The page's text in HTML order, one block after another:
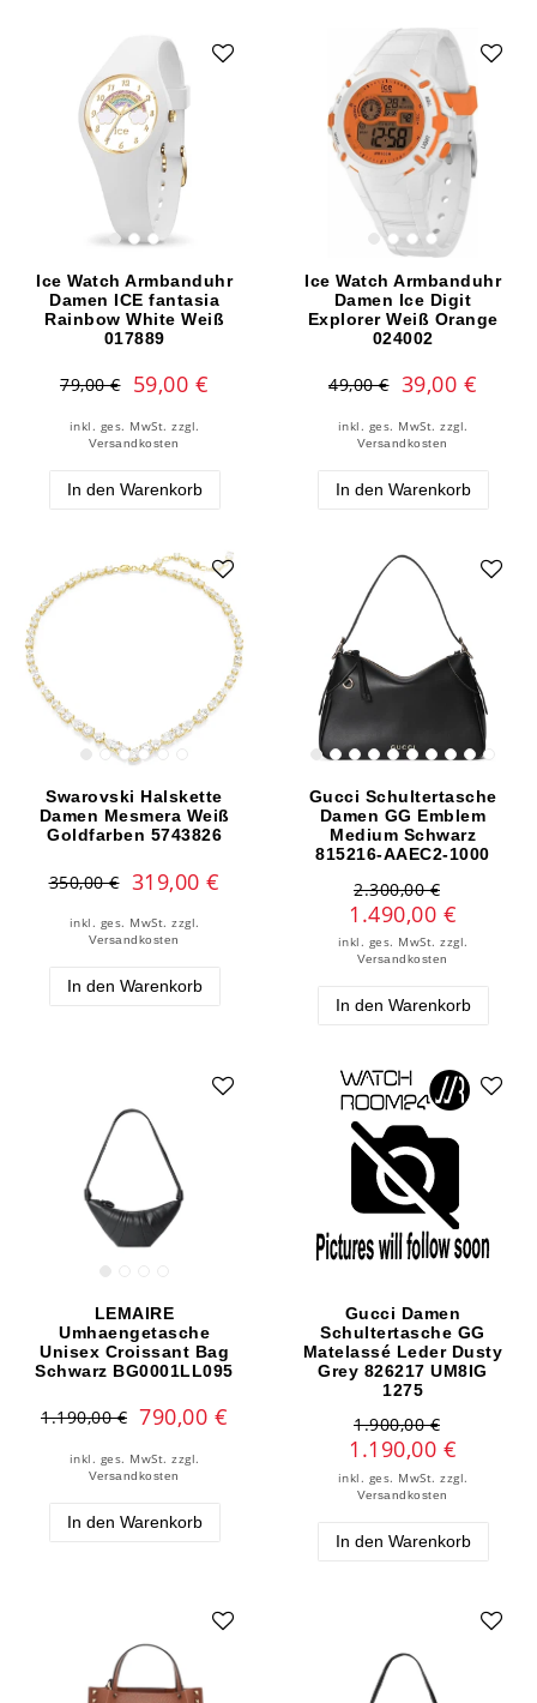
Ice Watch Armbanduhr
Damen ICE fantasia
Rainbow White Weiß
017889
79,00 € 59,00 €
inkl. ges. MwSt. zzgl.
Versandkosten
In den Warenkorb
Ice Watch Armbanduhr
Damen Ice Digit
Explorer Weiß Orange
024002
49,00 € 39,00 €
inkl. ges. MwSt. zzgl.
Versandkosten
In den Warenkorb
Swarovski Halskette
Damen Mesmera Weiß
Goldfarben 5743826
350,00 € 319,00 €
inkl. ges. MwSt. zzgl.
Versandkosten
In den Warenkorb
Gucci Schultertasche
Damen GG Emblem
Medium Schwarz
815216-AAEC2-1000
2.300,00 €
1.490,00 €
inkl. ges. MwSt. zzgl.
Versandkosten
In den Warenkorb
LEMAIRE
Umhaengetasche
Unisex Croissant Bag
Schwarz BG0001LL095
1.190,00 € 790,00 €
inkl. ges. MwSt. zzgl.
Versandkosten
In den Warenkorb
Gucci Damen
Schultertasche GG
Matelassé Leder Dusty
Grey 826217 UM8IG
1275
1.900,00 €
1.190,00 €
inkl. ges. MwSt. zzgl.
Versandkosten
In den Warenkorb